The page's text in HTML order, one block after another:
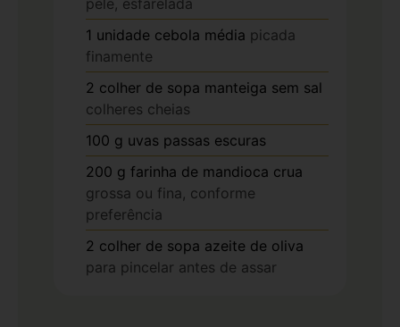
1 unidade cebola média picada
finamente
2 colher de sopa manteiga sem sal
colheres cheias
100 g uvas passas escuras
200 g farinha de mandioca crua
grossa ou fina, conforme
preferência
2 colher de sopa azeite de oliva
para pincelar antes de assar